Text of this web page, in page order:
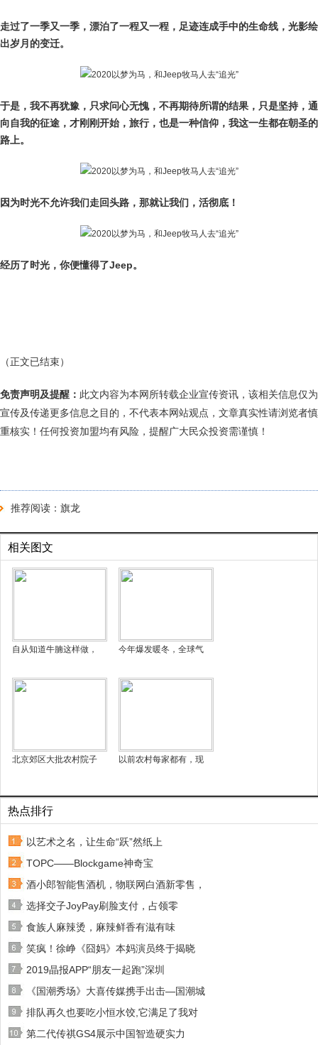
走过了一季又一季，漂泊了一程又一程，足迹连成手中的生命线，光影绘
出岁月的变迁。
于是，我不再犹豫，只求问心无愧，不再期待所谓的结果，只是坚持，通
向自我的征途，才刚刚开始，旅行，也是一种信仰，我这一生都在朝圣的
路上。
因为时光不允许我们走回头路，那就让我们，活彻底！
经历了时光，你便懂得了Jeep。
（正文已结束）
免责声明及提醒： 此文内容为本网所转载企业宣传资讯，该相关信息仅为
宣传及传递更多信息之目的，不代表本网站观点，文章真实性请浏览者慎
重核实！任何投资加盟均有风险，提醒广大民众投资需谨慎！
推荐阅读： 旗龙
相关图文
自从知道牛腩这样做， 今年爆发暖冬，全球气
北京郊区大批农村院子 以前农村每家都有，现
热点排行
以艺术之名，让生命“跃”然纸上
TOPC——Blockgame神奇宝
酒小郎智能售酒机，物联网白酒新零售，
选择交子JoyPay刷脸支付，占领零
食族人麻辣烫，麻辣鲜香有滋有味
笑疯！徐峥《囧妈》本妈演员终于揭晓
2019晶报APP“朋友一起跑”深圳
《国潮秀场》大喜传媒携手出击—国潮城
排队再久也要吃小恒水饺,它满足了我对
第二代传祺GS4展示中国智造硬实力